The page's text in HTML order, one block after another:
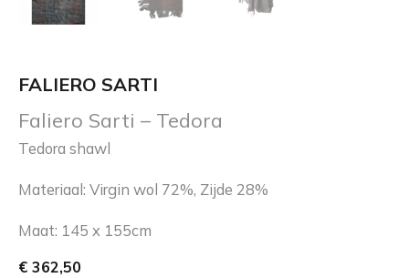
FALIERO SARTI
Faliero Sarti – Tedora
Tedora shawl
Materiaal: Virgin wol 72%, Zijde 28%
Maat: 145 x 155cm
€ 362,50